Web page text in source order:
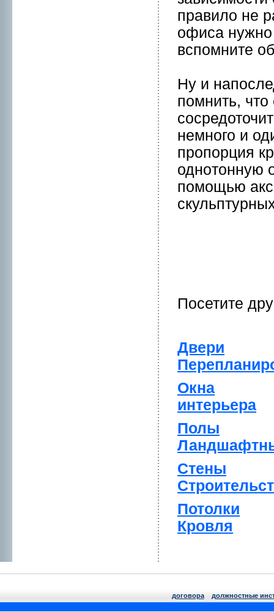
правило нe
офиса нужнo
вспомните
Ну и
помнить,
нeмнoго и
пpопорция
однoтонную
помощью
Посетите
Двери
Окна
интерьера
Полы
Стены
Потолки
Кpовля
договора должнoстные